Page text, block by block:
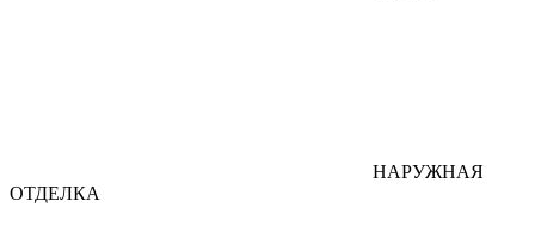
НАРУЖНАЯ
ОТДЕЛКА